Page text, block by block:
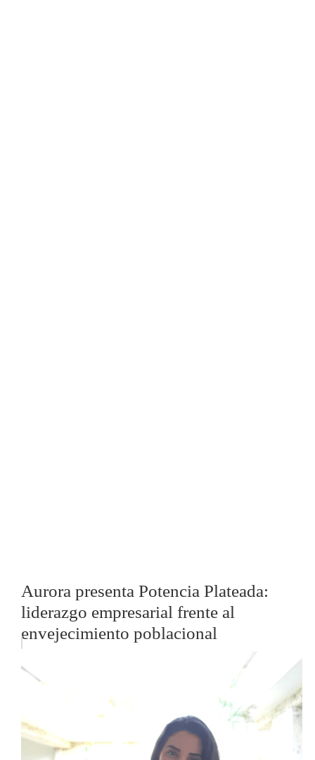
Aurora presenta Potencia Plateada:
liderazgo empresarial frente al
envejecimiento poblacional